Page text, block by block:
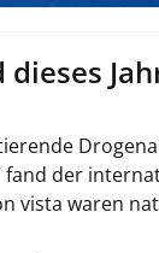
der
vista waren